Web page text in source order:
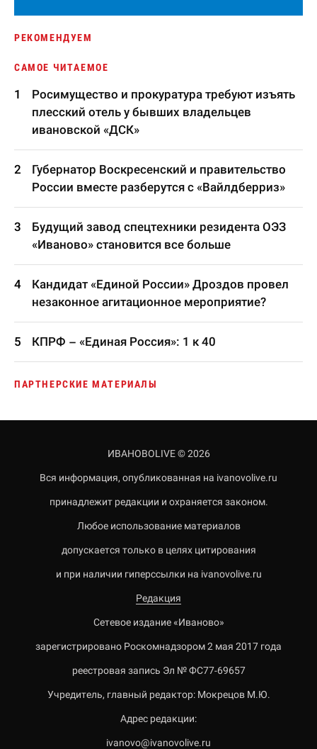
РЕКОМЕНДУЕМ
САМОЕ ЧИТАЕМОЕ
Росимущество и прокуратура требуют изъять
плесский отель у бывших владельцев
ивановской «ДСК»
Губернатор Воскресенский и правительство
России вместе разберутся с «Вайлдберриз»
Будущий завод спецтехники резидента ОЭЗ
«Иваново» становится все больше
Кандидат «Единой России» Дроздов провел
незаконное агитационное мероприятие?
КПРФ – «Единая Россия»: 1 к 40
ПАРТНЕРСКИЕ МАТЕРИАЛЫ
ИВАНОВОLIVE © 2026
Вся информация, опубликованная на ivanovolive.ru
принадлежит редакции и охраняется законом.
Любое использование материалов
допускается только в целях цитирования
и при наличии гиперссылки на ivanovolive.ru
Редакция
Сетевое издание «Иваново»
зарегистрировано Роскомнадзором 2 мая 2017 года
реестровая запись Эл № ФС77-69657
Учредитель, главный редактор: Мокрецов М.Ю.
Адрес редакции:
ivanovo@ivanovolive.ru